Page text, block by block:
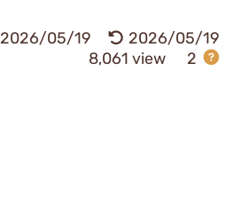
2026/05/19
2026/05/19
8,061 view
2